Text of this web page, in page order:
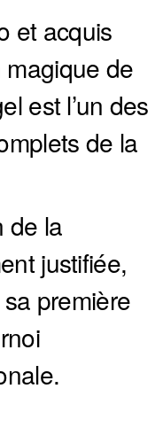
et acquis
de
est l’un des
de la
de la
justifiée,
première